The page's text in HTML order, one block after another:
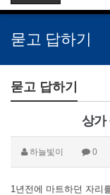
묻고 답하기
묻고 답하기
상가
하늘빛이 0
1년전에 마트하던 자리